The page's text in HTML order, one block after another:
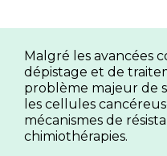
Malgré les avancées
dépistage et de
problème majeur de
les cellules
mécanismes de
chimiothérapies.